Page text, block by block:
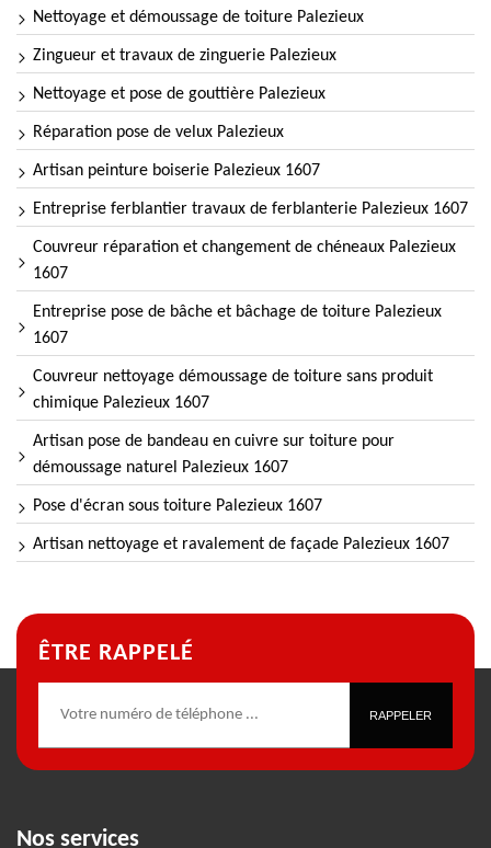
Nettoyage et démoussage de toiture Palezieux
Zingueur et travaux de zinguerie Palezieux
Nettoyage et pose de gouttière Palezieux
Réparation pose de velux Palezieux
Artisan peinture boiserie Palezieux 1607
Entreprise ferblantier travaux de ferblanterie Palezieux 1607
Couvreur réparation et changement de chéneaux Palezieux
1607
Entreprise pose de bâche et bâchage de toiture Palezieux
1607
Couvreur nettoyage démoussage de toiture sans produit
chimique Palezieux 1607
Artisan pose de bandeau en cuivre sur toiture pour
démoussage naturel Palezieux 1607
Pose d'écran sous toiture Palezieux 1607
Artisan nettoyage et ravalement de façade Palezieux 1607
ÊTRE RAPPELÉ
Nos services